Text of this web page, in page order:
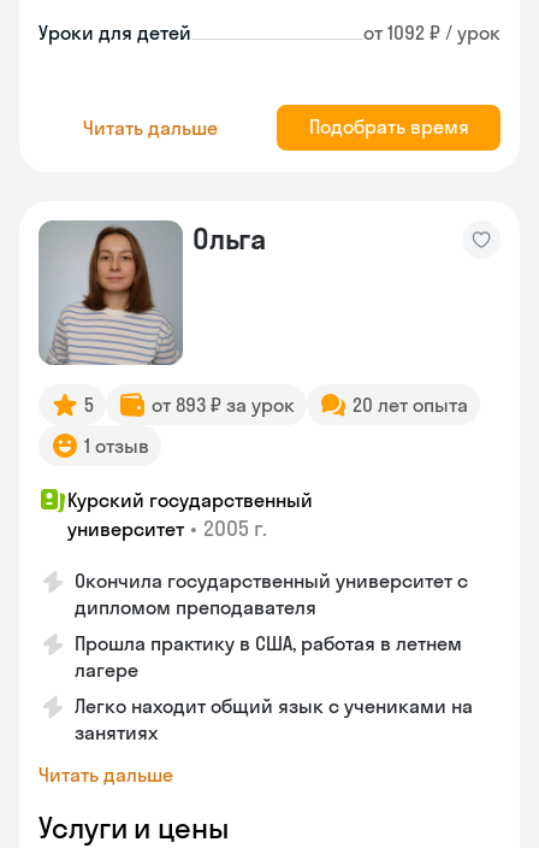
Уроки для детей от 1092 ₽ / урок
Читать дальше Подобрать время
Ольга
5 от 893 ₽ за урок
20 лет опыта
1 отзыв
Курский государственный
университет • 2005 г.
Окончила государственный университет с
дипломом преподавателя
Прошла практику в США, работая в летнем
лагере
Легко находит общий язык с учениками на
занятиях
Читать дальше
Услуги и цены